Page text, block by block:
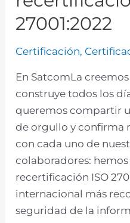
27001:2022
Certificación,
En SatcomLa
construye todos los
queremos compartir
de orgullo y confirma
con cada uno de
colaboradores:
recertificación ISO
internacional más
seguridad de la